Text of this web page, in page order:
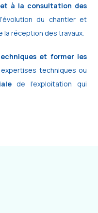
à la consultation des
du chantier et
la réception des travaux.
et former les
techniques ou
de l’exploitation qui